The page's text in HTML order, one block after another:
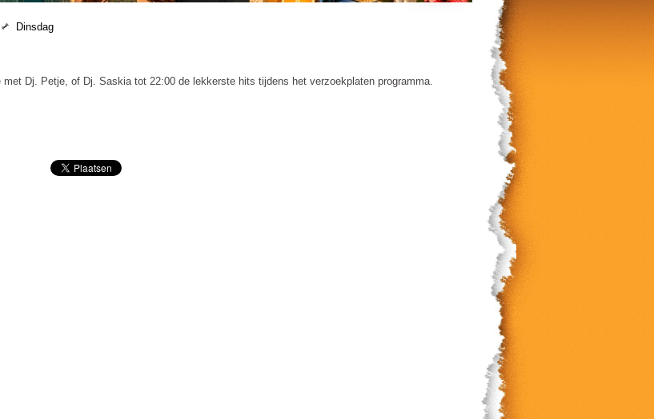
Dinsdag
met Dj. Petje, of Dj. Saskia tot 22:00 de lekkerste hits tijdens het verzoekplaten programma.